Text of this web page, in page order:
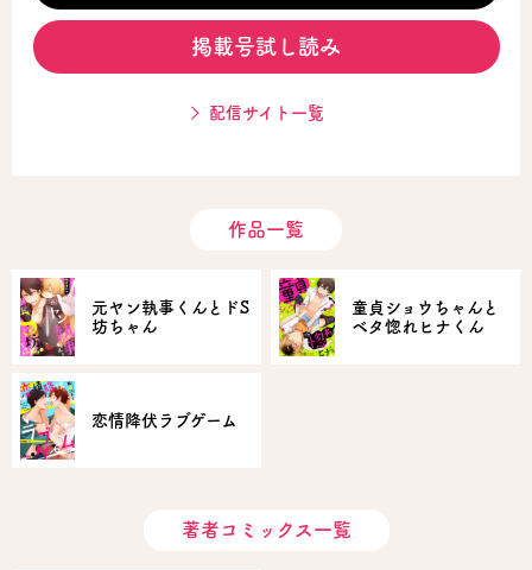
掲載号試し読み
配信サイト一覧
作品一覧
元ヤン執事くんとドS
坊ちゃん
童貞ショウちゃんと
ベタ惚れヒナくん
恋情降伏ラブゲーム
著者コミックス一覧